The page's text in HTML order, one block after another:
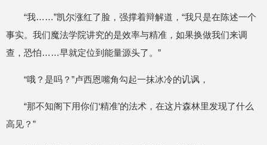
“我……”凯尔涨红了脸，强撑着辩解道，“我只是在陈述一个
事实。我们魔法学院讲究的是效率与精准，如果换做我们来调
查，恐怕……早就定位到能量源头了。”
“哦？是吗？”卢西恩嘴角勾起一抹冰冷的讥讽，
“那不知阁下用你们‘精准’的法术，在这片森林里发现了什么
高见？”